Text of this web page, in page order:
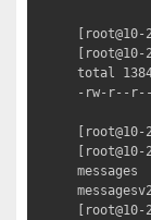
total
-rw-r--r--
messages